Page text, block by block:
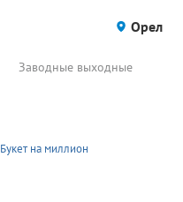
Орел
Заводные выходные
Букет на миллион